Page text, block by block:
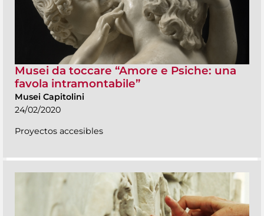
Musei da toccare “Amore e Psiche: una
favola intramontabile”
Musei Capitolini
24/02/2020
Proyectos accesibles